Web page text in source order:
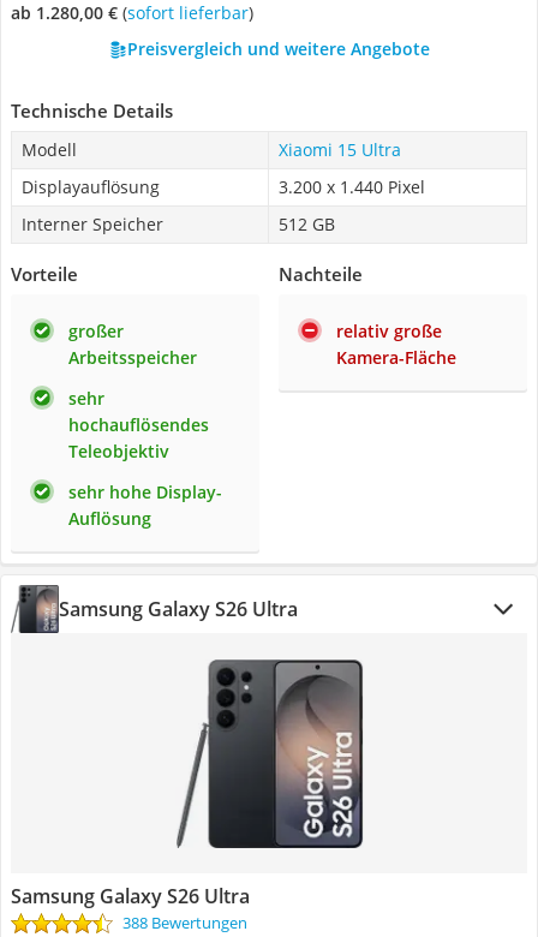
ab 1.280,00 € ( Sofort lieferbar)
Preisvergleich und weitere Angebote
Technische Details
Modell
Xiaomi 15 Ultra
Displayauflösung
3.200 x 1.440 Pixel
Interner Speicher
512 GB
Vorteile
großer
Arbeitsspeicher
sehr
hochauflösendes
Teleobjektiv
sehr hohe Display-
Auflösung
Nachteile
relativ große
Kamera-Fläche
Samsung Galaxy S26 Ultra
Samsung Galaxy S26 Ultra
388 Bewertungen